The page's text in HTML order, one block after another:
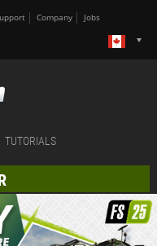
Company Jobs
TUTORIALS